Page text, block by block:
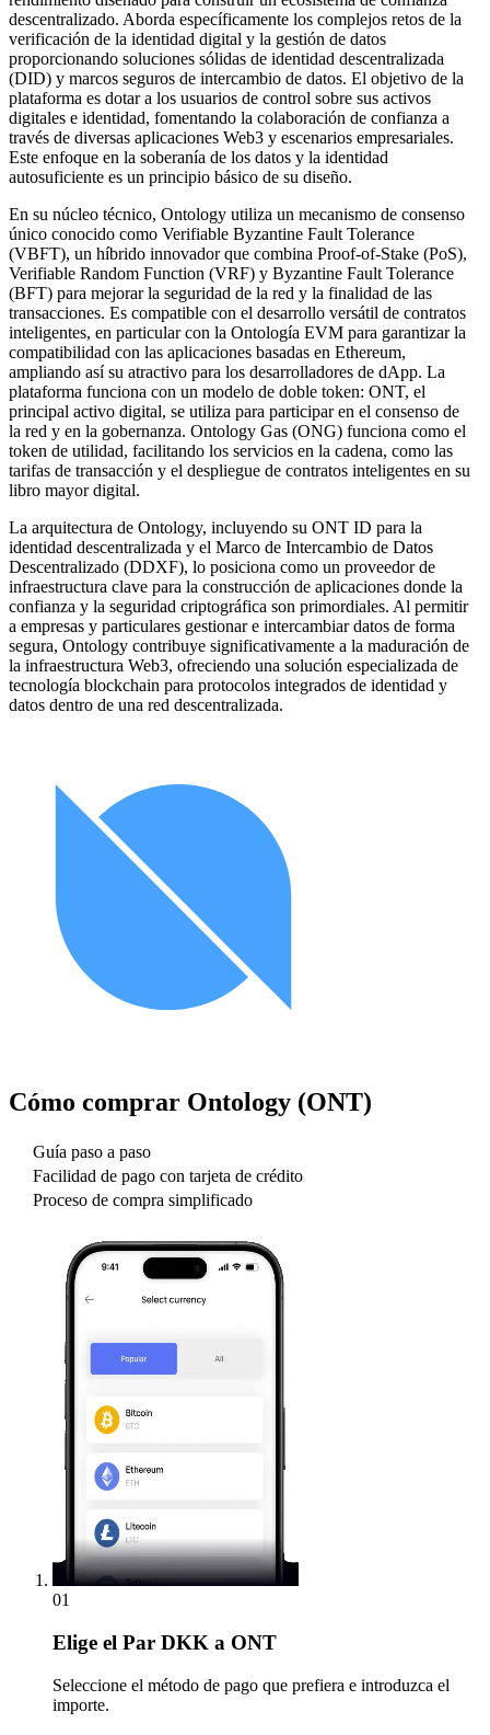
descentralizado. Aborda específicamente los complejos retos de la
verificación de la identidad digital y la gestión de datos
proporcionando soluciones sólidas de identidad descentralizada
(DID) y marcos seguros de intercambio de datos. El objetivo de la
plataforma es dotar a los usuarios de control sobre sus activos
digitales e identidad, fomentando la colaboración de confianza a
través de diversas aplicaciones Web3 y escenarios empresariales.
Este enfoque en la soberanía de los datos y la identidad
autosuficiente es un principio básico de su diseño.
En su núcleo técnico, Ontology utiliza un mecanismo de consenso
único conocido como Verifiable Byzantine Fault Tolerance
(VBFT), un híbrido innovador que combina Proof-of-Stake (PoS),
Verifiable Random Function (VRF) y Byzantine Fault Tolerance
(BFT) para mejorar la seguridad de la red y la finalidad de las
transacciones. Es compatible con el desarrollo versátil de contratos
inteligentes, en particular con la Ontología EVM para garantizar la
compatibilidad con las aplicaciones basadas en Ethereum,
ampliando así su atractivo para los desarrolladores de dApp. La
plataforma funciona con un modelo de doble token: ONT, el
principal activo digital, se utiliza para participar en el consenso de
la red y en la gobernanza. Ontology Gas (ONG) funciona como el
token de utilidad, facilitando los servicios en la cadena, como las
tarifas de transacción y el despliegue de contratos inteligentes en su
libro mayor digital.
La arquitectura de Ontology, incluyendo su ONT ID para la
identidad descentralizada y el Marco de Intercambio de Datos
Descentralizado (DDXF), lo posiciona como un proveedor de
infraestructura clave para la construcción de aplicaciones donde la
confianza y la seguridad criptográfica son primordiales. Al permitir
a empresas y particulares gestionar e intercambiar datos de forma
segura, Ontology contribuye significativamente a la maduración de
la infraestructura Web3, ofreciendo una solución especializada de
tecnología blockchain para protocolos integrados de identidad y
datos dentro de una red descentralizada.
Cómo comprar Ontology (ONT)
Guía paso a paso
Facilidad de pago con tarjeta de crédito
Proceso de compra simplificado
01
Elige el Par DKK a ONT
Seleccione el método de pago que prefiera e introduzca el
importe.